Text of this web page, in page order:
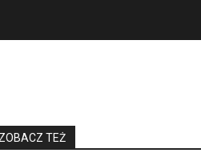
ZOBACZ TEŻ